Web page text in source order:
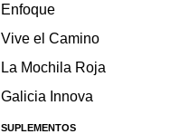
Enfoque
Vive el Camino
La Mochila Roja
Galicia Innova
SUPLEMENTOS